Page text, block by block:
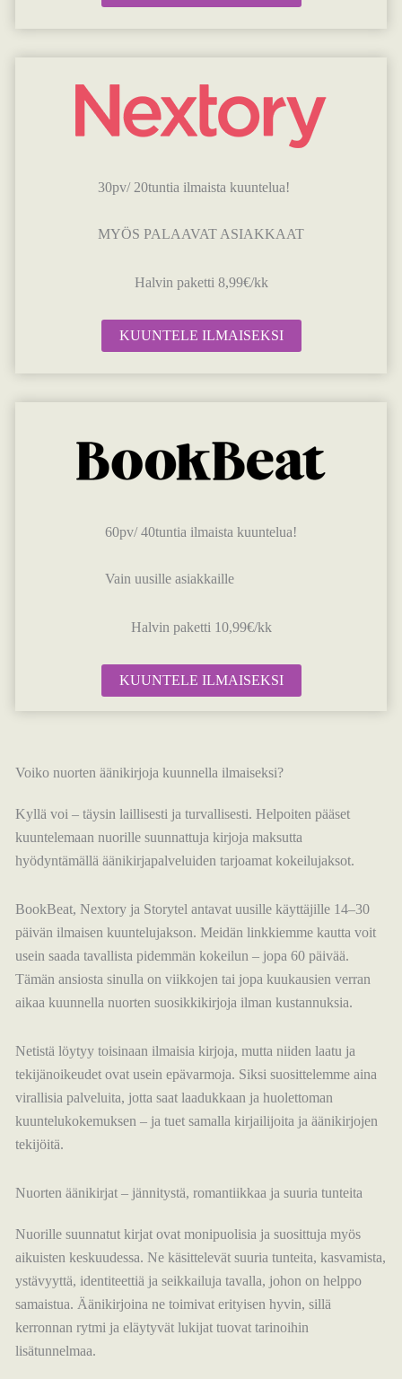
30pv/ 20tuntia ilmaista kuuntelua!
MYÖS PALAAVAT ASIAKKAAT
Halvin paketti 8,99€/kk
KUUNTELE ILMAISEKSI
60pv/ 40tuntia ilmaista kuuntelua!
Vain uusille asiakkaille
Halvin paketti 10,99€/kk
KUUNTELE ILMAISEKSI
Voiko nuorten äänikirjoja kuunnella ilmaiseksi?
Kyllä voi – täysin laillisesti ja turvallisesti. Helpoiten pääset
kuuntelemaan nuorille suunnattuja kirjoja maksutta
hyödyntämällä äänikirjapalveluiden tarjoamat kokeilujaksot.
BookBeat, Nextory ja Storytel antavat uusille käyttäjille 14–30
päivän ilmaisen kuuntelujakson. Meidän linkkiemme kautta voit
usein saada tavallista pidemmän kokeilun – jopa 60 päivää.
Tämän ansiosta sinulla on viikkojen tai jopa kuukausien verran
aikaa kuunnella nuorten suosikkikirjoja ilman kustannuksia.
Netistä löytyy toisinaan ilmaisia kirjoja, mutta niiden laatu ja
tekijänoikeudet ovat usein epävarmoja. Siksi suosittelemme aina
virallisia palveluita, jotta saat laadukkaan ja huolettoman
kuuntelukokemuksen – ja tuet samalla kirjailijoita ja äänikirjojen
tekijöitä.
Nuorten äänikirjat – jännitystä, romantiikkaa ja suuria tunteita
Nuorille suunnatut kirjat ovat monipuolisia ja suosittuja myös
aikuisten keskuudessa. Ne käsittelevät suuria tunteita, kasvamista,
ystävyyttä, identiteettiä ja seikkailuja tavalla, johon on helppo
samaistua. Äänikirjoina ne toimivat erityisen hyvin, sillä
kerronnan rytmi ja eläytyvät lukijat tuovat tarinoihin
lisätunnelmaa.